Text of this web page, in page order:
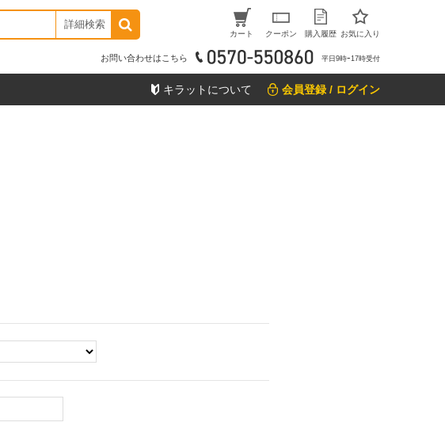
詳細検索
カート クーポン 購入履歴 お気に入り
お問い合わせはこちら 平日9時ｰ17時受付
キラットについて 会員登録 / ログイン